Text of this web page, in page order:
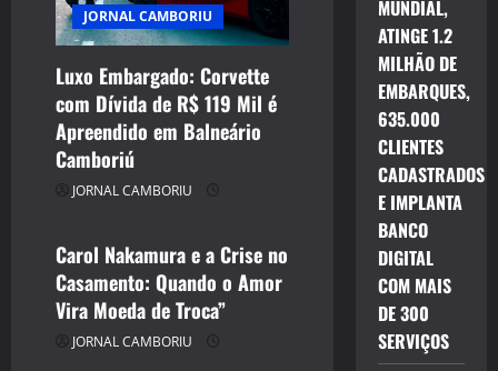
JORNAL CAMBORIU
Luxo Embargado: Corvette
com Dívida de R$ 119 Mil é
Apreendido em Balneário
Camboriú
JORNAL CAMBORIU
CELEBRIDADES
CINEMA TEATRO TV INTERNET
ENTRETENIMENTO
JORNAL CAMBORIU
Carol Nakamura e a Crise no
Casamento: Quando o Amor
Vira Moeda de Troca”
JORNAL CAMBORIU
MUNDIAL,
ATINGE 1.2
MILHÃO DE
EMBARQUES,
635.000
CLIENTES
CADASTRADOS
E IMPLANTA
BANCO
DIGITAL
COM MAIS
DE 300
SERVIÇOS